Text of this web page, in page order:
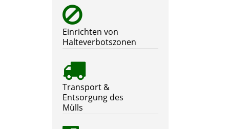
Einrichten von
Halteverbotszonen
Transport &
Entsorgung des
Mülls